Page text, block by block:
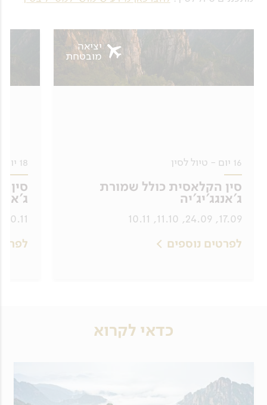
16 יום - טיול לסין
סין הקלאסית כולל שמורת
ג'אנגג'יג'יה
17.09, 24.09, 11.10, 10.11
לפרטים נוספים
יציאה
מובטחת
18 יום - טיול לסין
סין
10.11
כדאי לקרוא